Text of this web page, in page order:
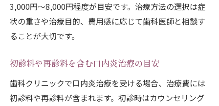
3,000円〜8,000円程度が目安です。治療方法の選択は症
状の重さや治療目的、費用感に応じて歯科医師と相談す
ることが大切です。
初診料や再診料を含む口内炎治療の目安
歯科クリニックで口内炎治療を受ける場合、治療費には
初診料や再診料が含まれます。初診時はカウンセリング